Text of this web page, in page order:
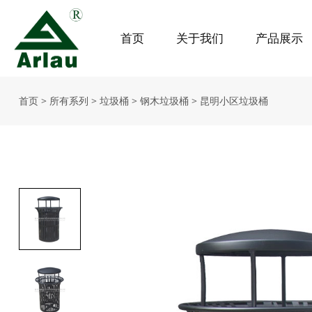
首页 关于我们 产品展示
首页> 所有系列 > 垃圾桶 > 钢木垃圾桶 > 昆明小区垃圾桶